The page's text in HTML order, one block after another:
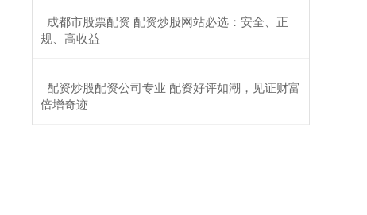
​成都市股票配资 配资炒股网站必选：安全、正
规、高收益
​配资炒股配资公司专业 配资好评如潮，见证财富
倍增奇迹